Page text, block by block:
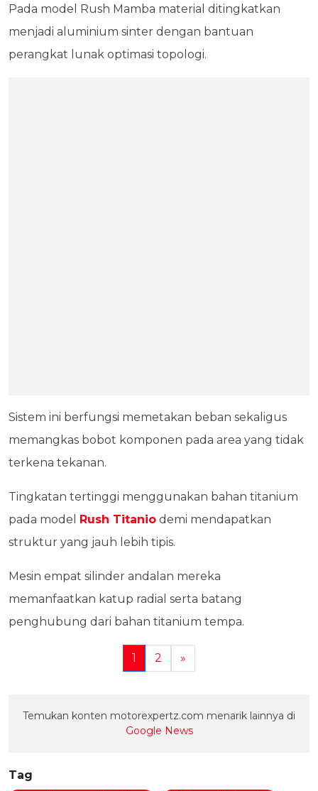
Pada model Rush Mamba material ditingkatkan
menjadi aluminium sinter dengan bantuan
perangkat lunak optimasi topologi.
Sistem ini berfungsi memetakan beban sekaligus
memangkas bobot komponen pada area yang tidak
terkena tekanan.
Tingkatan tertinggi menggunakan bahan titanium
pada model Rush Titanio demi mendapatkan
struktur yang jauh lebih tipis.
Mesin empat silinder andalan mereka
memanfaatkan katup radial serta batang
penghubung dari bahan titanium tempa.
1 2 »
Temukan konten motorexpertz.com menarik lainnya di
Google News
Tag